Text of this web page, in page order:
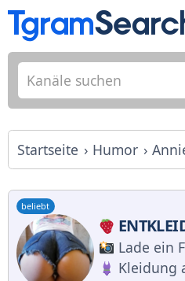
Startseite Humor
beliebt
Lade ein
Kleidung